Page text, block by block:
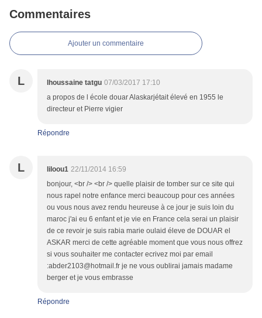
Commentaires
Ajouter un commentaire
L lhoussaine tatgu 07/03/2017 17:10
a propos de l école douar Alaskarjétait élevé en 1955 le
directeur et Pierre vigier
Répondre
L liloou1 22/11/2014 16:59
bonjour, <br /> <br /> quelle plaisir de tomber sur ce site qui
nous rapel notre enfance merci beaucoup pour ces années
ou vous nous avez rendu heureuse à ce jour je suis loin du
maroc j'ai eu 6 enfant et je vie en France cela serai un plaisir
de ce revoir je suis rabia marie oulaid éleve de DOUAR el
ASKAR merci de cette agréable moment que vous nous offrez
si vous souhaiter me contacter ecrivez moi par email
:abder2103@hotmail.fr je ne vous oublirai jamais madame
berger et je vous embrasse
Répondre